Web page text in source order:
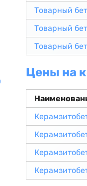
Товарный
Товарный
Товарный
Цены на